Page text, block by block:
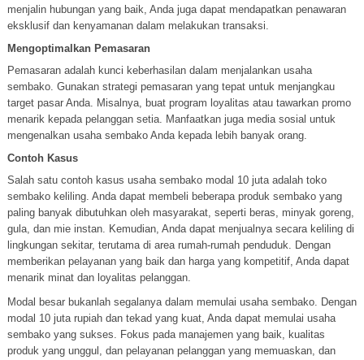
menjalin hubungan yang baik, Anda juga dapat mendapatkan penawaran
eksklusif dan kenyamanan dalam melakukan transaksi.
Mengoptimalkan Pemasaran
Pemasaran adalah kunci keberhasilan dalam menjalankan usaha
sembako. Gunakan strategi pemasaran yang tepat untuk menjangkau
target pasar Anda. Misalnya, buat program loyalitas atau tawarkan promo
menarik kepada pelanggan setia. Manfaatkan juga media sosial untuk
mengenalkan usaha sembako Anda kepada lebih banyak orang.
Contoh Kasus
Salah satu contoh kasus usaha sembako modal 10 juta adalah toko
sembako keliling. Anda dapat membeli beberapa produk sembako yang
paling banyak dibutuhkan oleh masyarakat, seperti beras, minyak goreng,
gula, dan mie instan. Kemudian, Anda dapat menjualnya secara keliling di
lingkungan sekitar, terutama di area rumah-rumah penduduk. Dengan
memberikan pelayanan yang baik dan harga yang kompetitif, Anda dapat
menarik minat dan loyalitas pelanggan.
Modal besar bukanlah segalanya dalam memulai usaha sembako. Dengan
modal 10 juta rupiah dan tekad yang kuat, Anda dapat memulai usaha
sembako yang sukses. Fokus pada manajemen yang baik, kualitas
produk yang unggul, dan pelayanan pelanggan yang memuaskan, dan